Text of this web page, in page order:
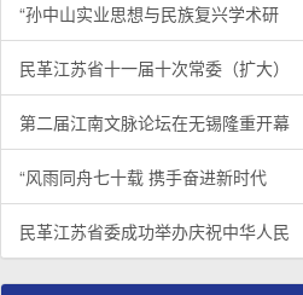
“孙中山实业思想与民族复兴学术研
民革江苏省十一届十次常委（扩大）
第二届江南文脉论坛在无锡隆重开幕
“风雨同舟七十载 携手奋进新时代
民革江苏省委成功举办庆祝中华人民